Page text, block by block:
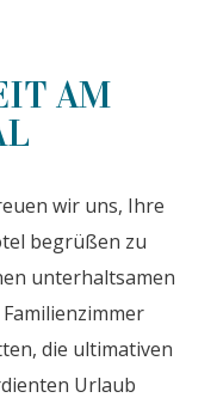
AM
wir uns, Ihre
begrüßen zu
unterhaltsamen
die ultimativen
Urlaub